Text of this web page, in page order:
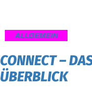
ALLGEMEIN
CONNECT –
ÜBERBLICK